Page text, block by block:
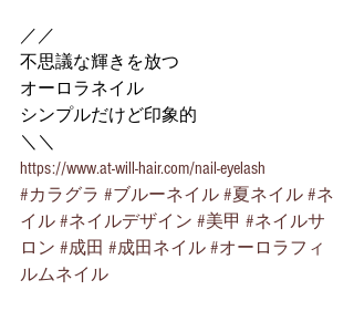
／／
不思議な輝きを放つ
オーロラネイル
シンプルだけど印象的
＼＼
https://www.at-will-hair.com/nail-eyelash
#カラグラ #ブルーネイル #夏ネイル #ネ
イル #ネイルデザイン #美甲 #ネイルサ
ロン #成田 #成田ネイル #オーロラフィ
ルムネイル